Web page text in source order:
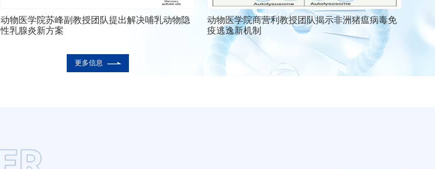
动物医学院苏峰副教授团队提出解决哺乳动物隐
性乳腺炎新方案
动物医学院商营利教授团队揭示非洲猪瘟病毒免
疫逃逸新机制
更多信息